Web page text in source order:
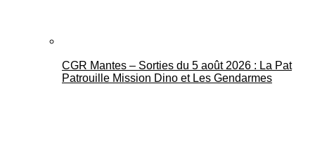
CGR Mantes – Sorties du 5 août 2026 : La Pat
Patrouille Mission Dino et Les Gendarmes